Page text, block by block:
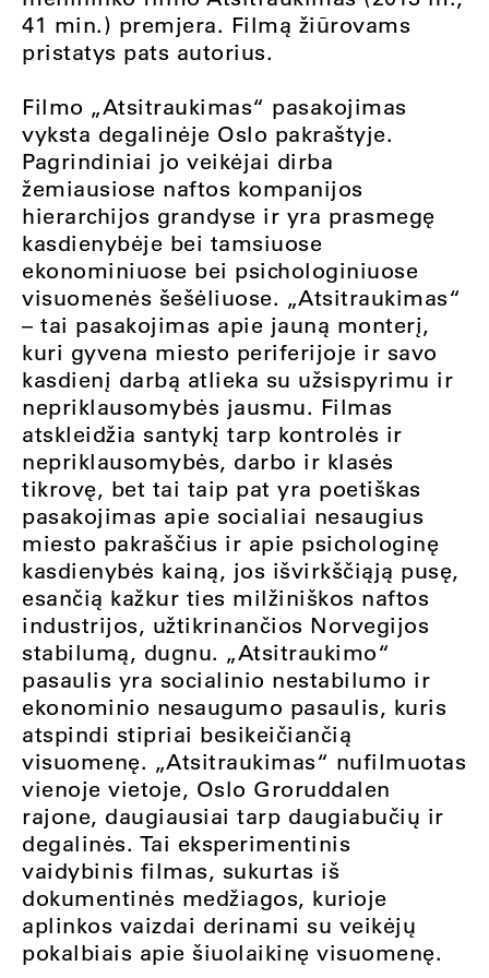
41 min.) premjera. Filmą žiūrovams
pristatys pats autorius.
Filmo „Atsitraukimas“ pasakojimas
vyksta degalinėje Oslo pakraštyje.
Pagrindiniai jo veikėjai dirba
žemiausiose naftos kompanijos
hierarchijos grandyse ir yra prasmegę
kasdienybėje bei tamsiuose
ekonominiuose bei psichologiniuose
visuomenės šešėliuose. „Atsitraukimas“
– tai pasakojimas apie jauną monterį,
kuri gyvena miesto periferijoje ir savo
kasdienį darbą atlieka su užsispyrimu ir
nepriklausomybės jausmu. Filmas
atskleidžia santykį tarp kontrolės ir
nepriklausomybės, darbo ir klasės
tikrovę, bet tai taip pat yra poetiškas
pasakojimas apie socialiai nesaugius
miesto pakraščius ir apie psichologinę
kasdienybės kainą, jos išvirkščiąją pusę,
esančią kažkur ties milžiniškos naftos
industrijos, užtikrinančios Norvegijos
stabilumą, dugnu. „Atsitraukimo“
pasaulis yra socialinio nestabilumo ir
ekonominio nesaugumo pasaulis, kuris
atspindi stipriai besikeičiančią
visuomenę. „Atsitraukimas“ nufilmuotas
vienoje vietoje, Oslo Groruddalen
rajone, daugiausiai tarp daugiabučių ir
degalinės. Tai eksperimentinis
vaidybinis filmas, sukurtas iš
dokumentinės medžiagos, kurioje
aplinkos vaizdai derinami su veikėjų
pokalbiais apie šiuolaikinę visuomenę.